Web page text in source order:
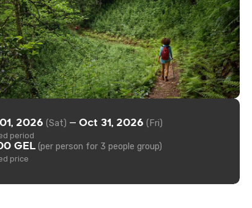
2026 (Sat) —Oct 31, 2026 (Fri)
period
GEL (per person for 3 people group)
price